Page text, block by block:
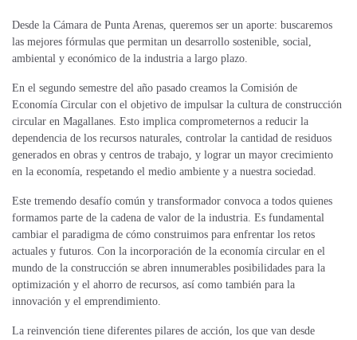
Desde la Cámara de Punta Arenas, queremos ser un aporte: buscaremos
las mejores fórmulas que permitan un desarrollo sostenible, social,
ambiental y económico de la industria a largo plazo.
En el segundo semestre del año pasado creamos la Comisión de
Economía Circular con el objetivo de impulsar la cultura de construcción
circular en Magallanes. Esto implica comprometernos a reducir la
dependencia de los recursos naturales, controlar la cantidad de residuos
generados en obras y centros de trabajo, y lograr un mayor crecimiento
en la economía, respetando el medio ambiente y a nuestra sociedad.
Este tremendo desafío común y transformador convoca a todos quienes
formamos parte de la cadena de valor de la industria. Es fundamental
cambiar el paradigma de cómo construimos para enfrentar los retos
actuales y futuros. Con la incorporación de la economía circular en el
mundo de la construcción se abren innumerables posibilidades para la
optimización y el ahorro de recursos, así como también para la
innovación y el emprendimiento.
La reinvención tiene diferentes pilares de acción, los que van desde